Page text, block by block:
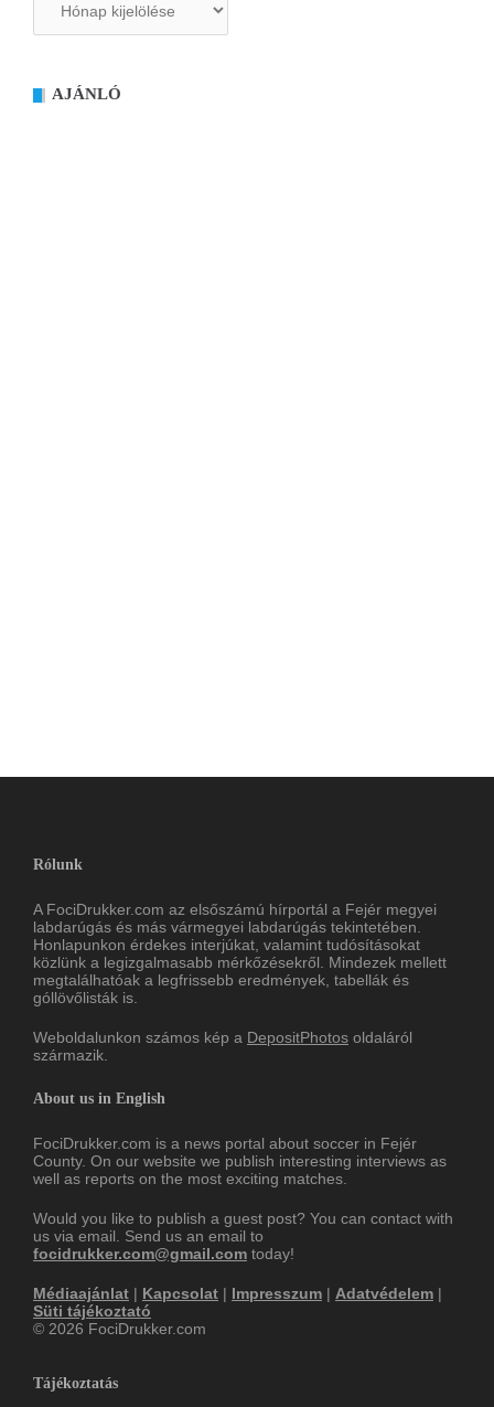
AJÁNLÓ
Rólunk
A FociDrukker.com az elsőszámú hírportál a Fejér megyei
labdarúgás és más vármegyei labdarúgás tekintetében.
Honlapunkon érdekes interjúkat, valamint tudósításokat
közlünk a legizgalmasabb mérkőzésekről. Mindezek mellett
megtalálhatóak a legfrissebb eredmények, tabellák és
góllövőlisták is.
Weboldalunkon számos kép a DepositPhotos oldaláról
származik.
About us in English
FociDrukker.com is a news portal about soccer in Fejér
County. On our website we publish interesting interviews as
well as reports on the most exciting matches.
Would you like to publish a guest post? You can contact with
us via email. Send us an email to
focidrukker.com@gmail.com today!
Médiaajánlat | Kapcsolat | Impresszum | Adatvédelem |
Süti tájékoztató
© 2026 FociDrukker.com
Tájékoztatás